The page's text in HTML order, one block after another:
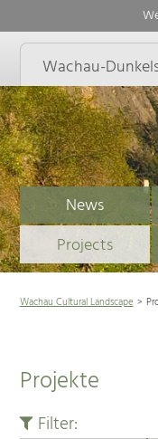
Wachau-
News
Projects
Wachau Cultural Landscape
Projekte
Filter: